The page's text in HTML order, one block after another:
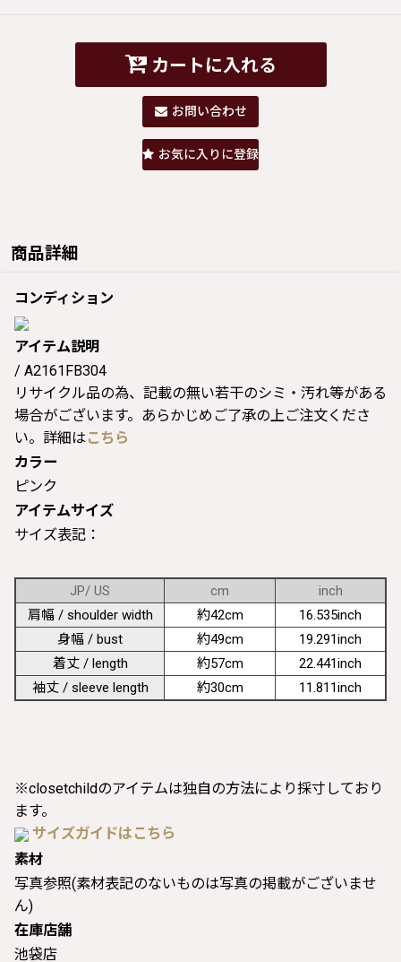
カートに入れる
お問い合わせ
お気に入りに登録
商品詳細
コンディション
アイテム説明
/ A2161FB304
リサイクル品の為、記載の無い若干のシミ・汚れ等がある
場合がございます。あらかじめご了承の上ご注文くださ
い。詳細は こちら
カラー
ピンク
アイテムサイズ
サイズ表記：
JP/ US cm
inch
肩幅 / shoulder width
約42cm
16.535inch
身幅 / bust
約49cm
19.291inch
着丈 / length
約57cm
22.441inch
袖丈 / sleeve length
約30cm 11.811inch
※closetchildのアイテムは独自の方法により採寸しており
ます。
サイズガイドはこちら
素材
写真参照(素材表記のないものは写真の掲載がございませ
ん)
在庫店舗
池袋店